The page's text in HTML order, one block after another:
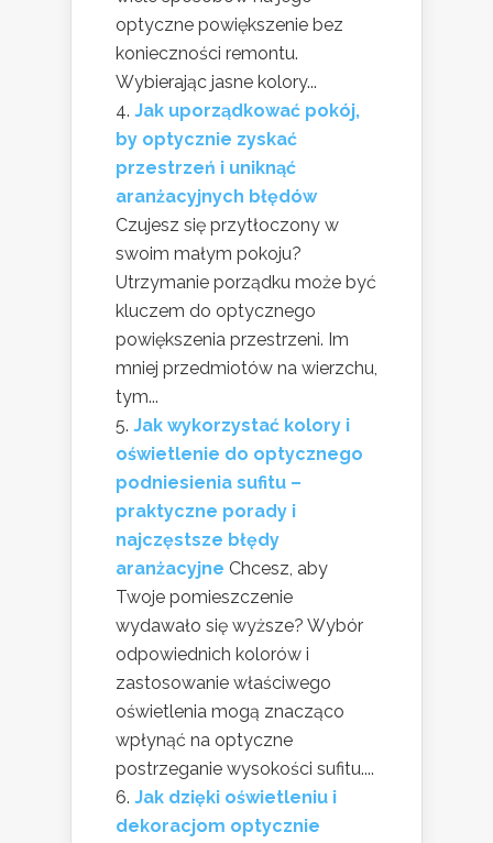
optyczne powiększenie bez
konieczności remontu.
Wybierając jasne kolory...
Jak uporządkować pokój,
by optycznie zyskać
przestrzeń i uniknąć
aranżacyjnych błędów
Czujesz się przytłoczony w
swoim małym pokoju?
Utrzymanie porządku może być
kluczem do optycznego
powiększenia przestrzeni. Im
mniej przedmiotów na wierzchu,
tym...
Jak wykorzystać kolory i
oświetlenie do optycznego
podniesienia sufitu –
praktyczne porady i
najczęstsze błędy
aranżacyjne Chcesz, aby
Twoje pomieszczenie
wydawało się wyższe? Wybór
odpowiednich kolorów i
zastosowanie właściwego
oświetlenia mogą znacząco
wpłynąć na optyczne
postrzeganie wysokości sufitu....
Jak dzięki oświetleniu i
dekoracjom optycznie